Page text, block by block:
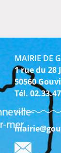
MAIRIE DE
1 rue du 28
50560
Tél.